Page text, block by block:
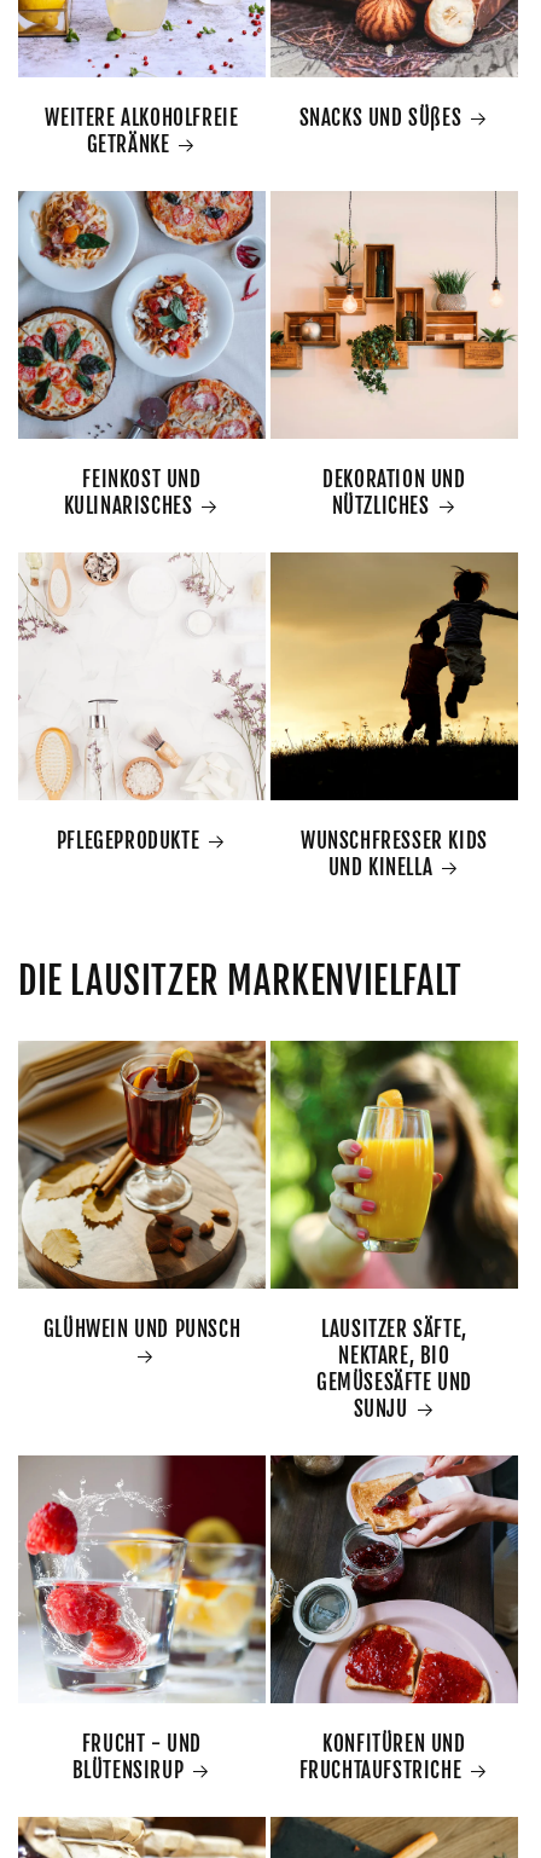
WEITERE ALKOHOLFREIE
GETRÄNKE
SNACKS UND SÜßES
FEINKOST UND
KULINARISCHES
DEKORATION UND
NÜTZLICHES
PFLEGEPRODUKTE
WUNSCHFRESSER KIDS
UND KINELLA
DIE LAUSITZER MARKENVIELFALT
GLÜHWEIN UND PUNSCH
LAUSITZER SÄFTE,
NEKTARE, BIO
GEMÜSESÄFTE UND
SUNJU
FRUCHT - UND
BLÜTENSIRUP
KONFITÜREN UND
FRUCHTAUFSTRICHE